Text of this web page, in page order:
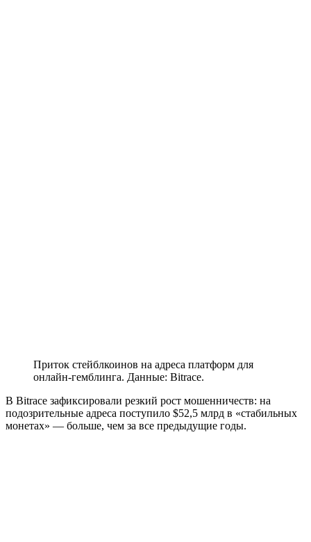
Приток стейблкоинов на адреса платформ для
онлайн-гемблинга. Данные: Bitrace.
В Bitrace зафиксировали резкий рост мошенничеств: на
подозрительные адреса поступило $52,5 млрд в «стабильных
монетах» — больше, чем за все предыдущие годы.